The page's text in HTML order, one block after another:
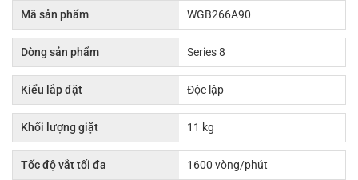
Mã sản phẩm WGB266A90
Dòng sản phẩm Series 8
Kiểu lắp đặt Độc lập
Khối lượng giặt 11 kg
Tốc độ vắt tối đa 1600 vòng/phút